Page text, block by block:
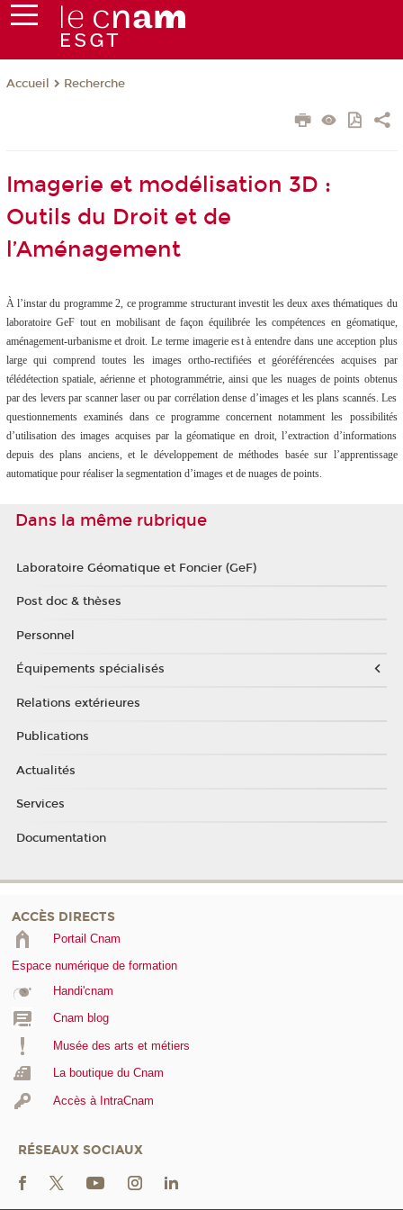
Accueil Recherche
Imagerie et modélisation 3D :
Outils du Droit et de
l’Aménagement
À l’instar du programme 2, ce programme structurant investit les deux axes thématiques du
laboratoire GeF tout en mobilisant de façon équilibrée les compétences en géomatique,
aménagement-urbanisme et droit. Le terme imagerie est à entendre dans une acception plus
large qui comprend toutes les images ortho-rectifiées et géoréférencées acquises par
télédétection spatiale, aérienne et photogrammétrie, ainsi que les nuages de points obtenus
par des levers par scanner laser ou par corrélation dense d’images et les plans scannés. Les
questionnements examinés dans ce programme concernent notamment les possibilités
d’utilisation des images acquises par la géomatique en droit, l’extraction d’informations
depuis des plans anciens, et le développement de méthodes basée sur l’apprentissage
automatique pour réaliser la segmentation d’images et de nuages de points.
Dans la même rubrique
Laboratoire Géomatique et Foncier (GeF)
Post doc & thèses
Personnel
Équipements spécialisés
Relations extérieures
Publications
Actualités
Services
Documentation
ACCÈS DIRECTS
Portail Cnam
Espace numérique de formation
Handi'cnam
Cnam blog
Musée des arts et métiers
La boutique du Cnam
Accès à IntraCnam
RÉSEAUX SOCIAUX